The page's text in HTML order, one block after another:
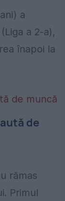
a
a 2-a),
înapoi la
de
rămas
Primul